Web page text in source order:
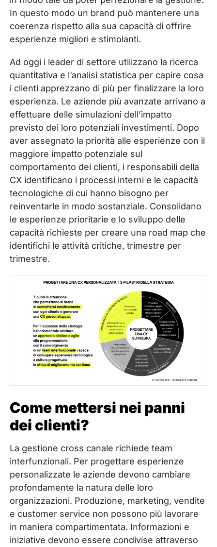
In questo modo un brand può mantenere una
coerenza rispetto alla sua capacità di offrire
esperienze migliori e stimolanti.
Ad oggi i leader di settore utilizzano la ricerca
quantitativa e l’analisi statistica per capire cosa
i clienti apprezzano di più per finalizzare la loro
esperienza. Le aziende più avanzate arrivano a
effettuare delle simulazioni dell’impatto
previsto dei loro potenziali investimenti. Dopo
aver assegnato la priorità alle esperienze con il
maggiore impatto potenziale sul
comportamento dei clienti, i responsabili della
CX identificano i processi interni e le capacità
tecnologiche di cui hanno bisogno per
reinventarle in modo sostanziale. Consolidano
le esperienze prioritarie e lo sviluppo delle
capacità richieste per creare una road map che
identifichi le attività critiche, trimestre per
trimestre.
Come mettersi nei panni
dei clienti?
La gestione cross canale richiede team
interfunzionali. Per progettare esperienze
personalizzate le aziende devono cambiare
profondamente la natura delle loro
organizzazioni. Produzione, marketing, vendite
e customer service non possono più lavorare
in maniera compartimentata. Informazioni e
iniziative devono essere condivise attraverso